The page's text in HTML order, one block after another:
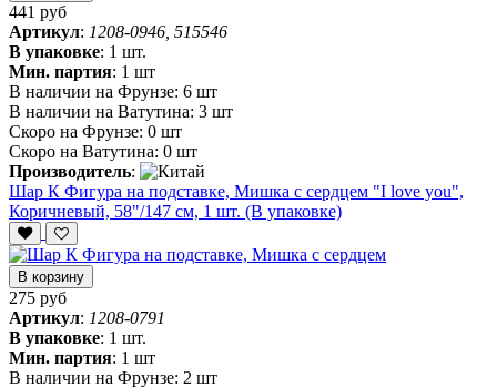
441 руб
Артикул: 1208-0946, 515546
В упаковке: 1 шт.
Мин. партия: 1 шт
В наличии на Фрунзе: 6 шт
В наличии на Ватутина: 3 шт
Скоро на Фрунзе: 0 шт
Скоро на Ватутина: 0 шт
Производитель:
Шар К Фигура на подставке, Мишка с сердцем "I love you",
Коричневый, 58"/147 см, 1 шт. (В упаковке)
В корзину
275 руб
Артикул: 1208-0791
В упаковке: 1 шт.
Мин. партия: 1 шт
В наличии на Фрунзе: 2 шт